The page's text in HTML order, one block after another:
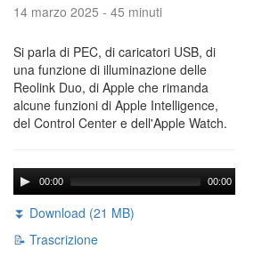
14 marzo 2025 - 45 minuti
Si parla di PEC, di caricatori USB, di
una funzione di illuminazione delle
Reolink Duo, di Apple che rimanda
alcune funzioni di Apple Intelligence,
del Control Center e dell'Apple Watch.
00:00 00:00
⏬ Download (21 MB)
📝 Trascrizione